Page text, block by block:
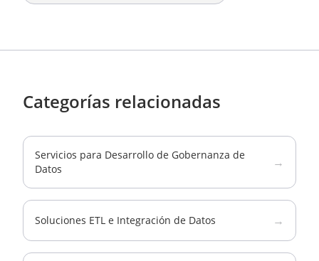
Categorías relacionadas
Servicios para Desarrollo de Gobernanza de
Datos
→
Soluciones ETL e Integración de Datos →